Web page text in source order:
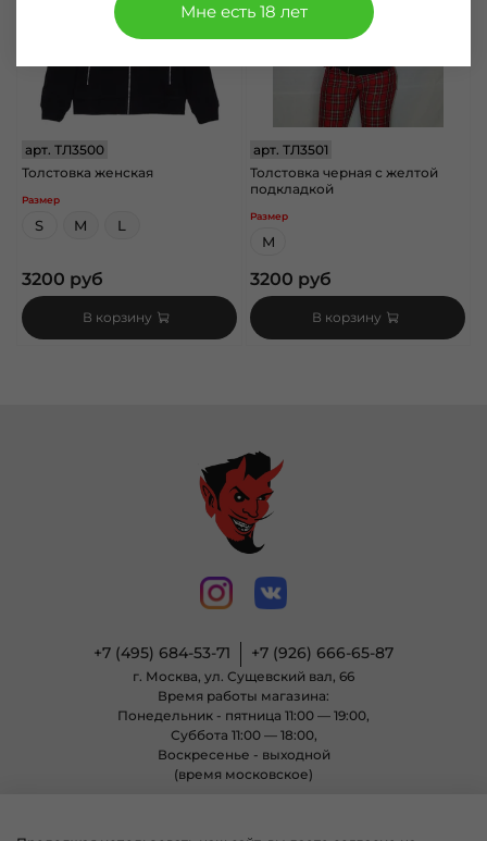
арт. ТЛ3500
Толстовка женская
Размер
S M L
3200 руб
В корзину
арт.ТЛ3501
Толстовка черная с желтой
подкладкой
Размер
M
3200 руб
В корзину
+7 (495) 684-53-71 +7 (926) 666-65-87
г. Москва, ул. Сущевский вал, 66
Время работы магазина:
Понедельник - пятница 11:00 — 19:00,
Суббота 11:00 — 18:00,
Воскресенье - выходной
(время московское)
Мне есть 18 лет